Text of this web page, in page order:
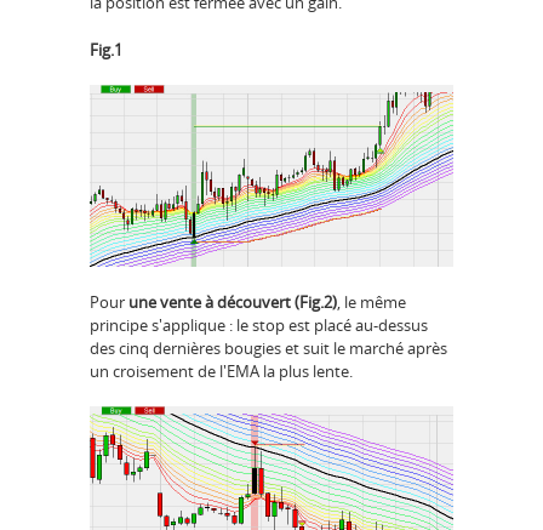
Fig.1
Pour une vente à découvert (Fig.2), le même
principe s'applique : le stop est placé au-dessus
des cinq dernières bougies et suit le marché après
un croisement de l'EMA la plus lente.